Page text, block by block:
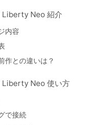
Neo 紹介
内容
作との違いは？
Neo 使い方
で接続